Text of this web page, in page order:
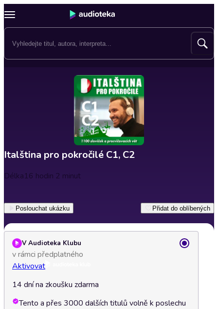
Italština pro pokročilé C1, C2
Délka16 hodin 2 minut
Poslouchat ukázku Přidat do oblíbených
V Audioteka Klubu
v rámci předplatného
Aktivovat
14 dní na zkoušku zdarma
Tento a přes 3000 dalších titulů volně k poslechu